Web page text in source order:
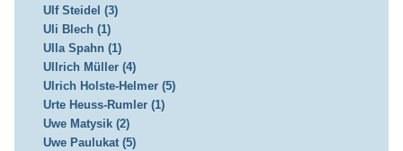
Ulf Steidel (3)
Uli Blech (1)
Ulla Spahn (1)
Ullrich Müller (4)
Ulrich Holste-Helmer (5)
Urte Heuss-Rumler (1)
Uwe Matysik (2)
Uwe Paulukat (5)